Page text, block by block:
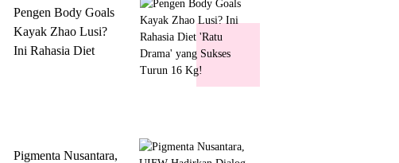
Pengen Body Goals
Kayak Zhao Lusi?
Ini Rahasia Diet
Pigmenta Nusantara,